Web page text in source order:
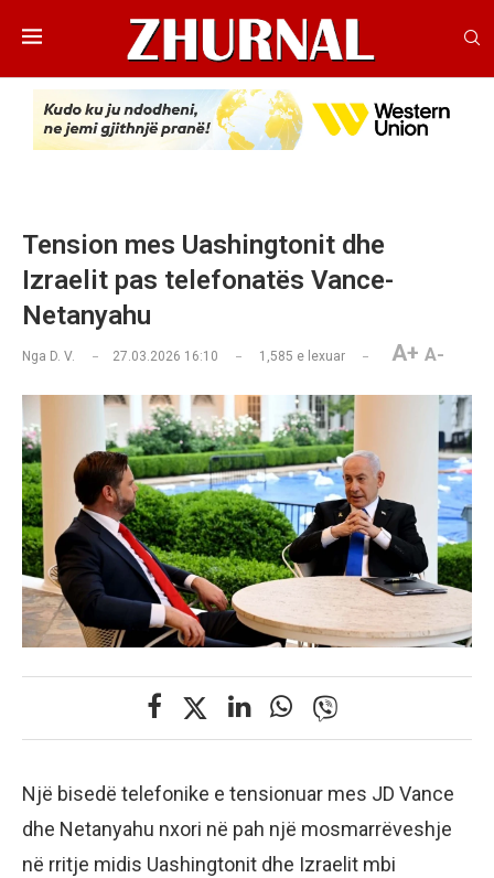
Tension mes Uashingtonit dhe
Izraelit pas telefonatës Vance-
Netanyahu
Nga D. V. 27.03.2026 16:10 1,585 e lexuar A+ A-
Një bisedë telefonike e tensionuar mes JD Vance
dhe Netanyahu nxori në pah një mosmarrëveshje
në rritje midis Uashingtonit dhe Izraelit mbi